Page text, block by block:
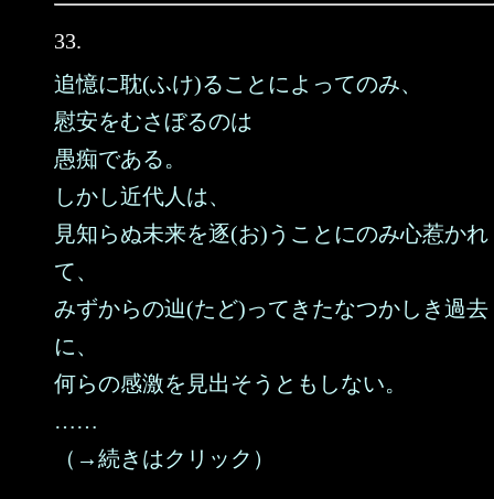
33.
追憶に耽(ふけ)ることによってのみ、
慰安をむさぼるのは
愚痴である。
しかし近代人は、
見知らぬ未来を逐(お)うことにのみ心惹かれ
て、
みずからの辿(たど)ってきたなつかしき過去
に、
何らの感激を見出そうともしない。
……
（→続きはクリック）